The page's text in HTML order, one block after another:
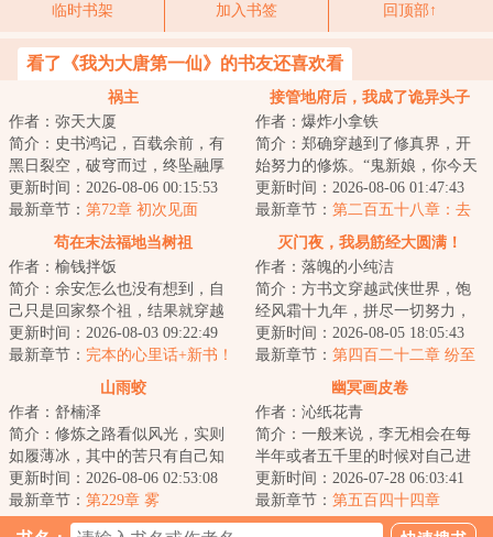
临时书架 加入书签 回顶部↑
看了《我为大唐第一仙》的书友还喜欢看
祸主
作者：弥天大厦
简介：史书鸿记，百载余前，有
黑日裂空，破穹而过，终坠融厚
土。后三值癸卯。时天下汹汹，
兵燹横流，妖邪...
更新时间：2026-08-06 00:15:53
最新章节： 第72章 初次见面
接管地府后，我成了诡异头子
作者：爆炸小拿铁
简介：郑确穿越到了修真界，开
始努力的修炼。“鬼新娘，你今天
怎么什么都没做？”“灵石矿脉挖了
吗？”“...
更新时间：2026-08-06 01:47:43
最新章节： 第二百五十八章：去
今生！（第二更！）
苟在末法福地当树祖
作者：榆钱拌饭
简介：余安怎么也没有想到，自
己只是回家祭个祖，结果就穿越
了。关键是，他化身成了一棵稀
有种榆树。而这...
更新时间：2026-08-03 09:22:49
最新章节： 完本的心里话+新书！
灭门夜，我易筋经大圆满！
作者：落魄的小纯洁
简介：方书文穿越武侠世界，饱
经风霜十九年，拼尽一切努力，
却无缘武功大成，只能成为周家
的一个小小护院...
更新时间：2026-08-05 18:05:43
最新章节： 第四百二十二章 纷至
山雨蛟
作者：舒楠泽
简介：修炼之路看似风光，实则
如履薄冰，其中的苦只有自己知
道。一条出身寒微的黑蛇，无依
无靠，风雨独行...
更新时间：2026-08-06 02:53:08
最新章节： 第229章 雾
幽冥画皮卷
作者：沁纸花青
简介：一般来说，李无相会在每
半年或者五千里的时候对自己进
行一次小保养。主要项目是表皮
养护，内脏翻新...
更新时间：2026-07-28 06:03:41
最新章节： 第五百四十四章